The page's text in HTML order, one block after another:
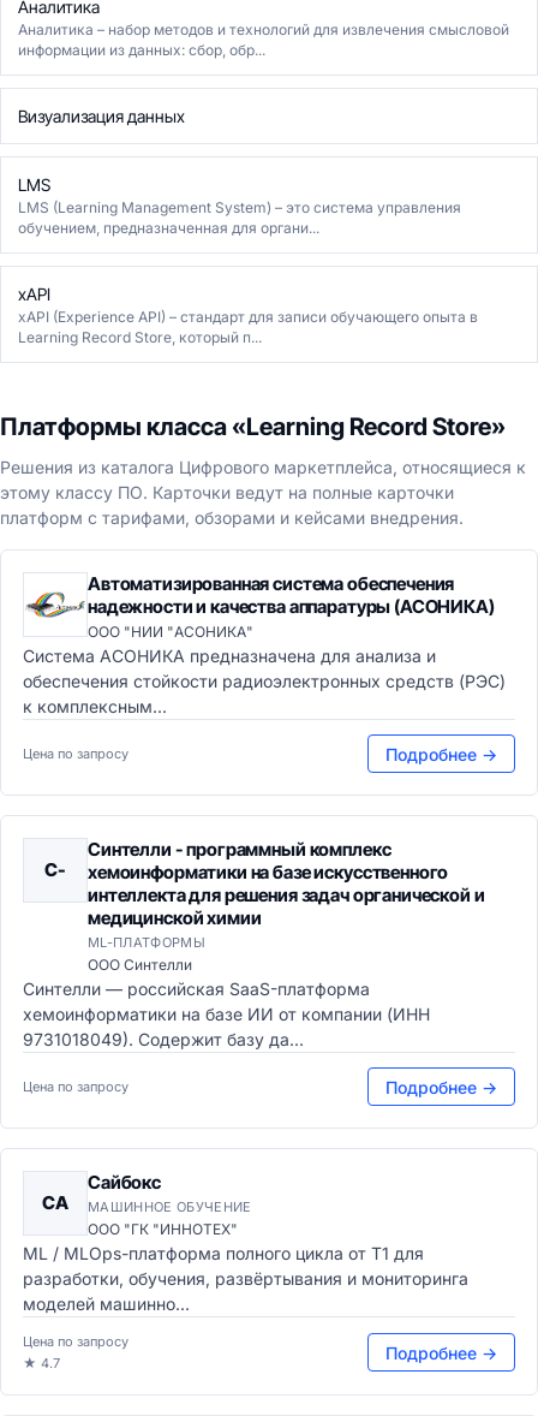
Аналитика
Аналитика – набор методов и технологий для извлечения смысловой
информации из данных: сбор, обр...
Визуализация данных
LMS
LMS (Learning Management System) – это система управления
обучением, предназначенная для органи...
xAPI
xAPI (Experience API) – стандарт для записи обучающего опыта в
Learning Record Store, который п...
Платформы класса «Learning Record Store»
Решения из каталога Цифрового маркетплейса, относящиеся к
этому классу ПО. Карточки ведут на полные карточки
платформ с тарифами, обзорами и кейсами внедрения.
Автоматизированная система обеспечения
надежности и качества аппаратуры (АСОНИКА)
ООО "НИИ "АСОНИКА"
Система АСОНИКА предназначена для анализа и
обеспечения стойкости радиоэлектронных средств (РЭС)
к комплексным...
Цена по запросу Подробнее →
С-
Синтелли - программный комплекс
хемоинформатики на базе искусственного
интеллекта для решения задач органической и
медицинской химии
ML-ПЛАТФОРМЫ
ООО Синтелли
Синтелли — российская SaaS-платформа
хемоинформатики на базе ИИ от компании (ИНН
9731018049). Содержит базу да...
Цена по запросу Подробнее →
СА
Сайбокс
МАШИННОЕ ОБУЧЕНИЕ
ООО "ГК "ИННОТЕХ"
ML / MLOps-платформа полного цикла от Т1 для
разработки, обучения, развёртывания и мониторинга
моделей машинно...
Цена по запросу
★ 4.7
Подробнее →